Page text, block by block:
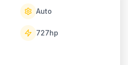
Auto
727hp